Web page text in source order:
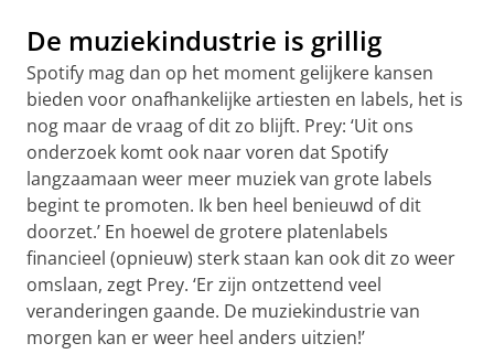
De muziekindustrie is grillig
Spotify mag dan op het moment gelijkere kansen
bieden voor onafhankelijke artiesten en labels, het is
nog maar de vraag of dit zo blijft. Prey: ‘Uit ons
onderzoek komt ook naar voren dat Spotify
langzaamaan weer meer muziek van grote labels
begint te promoten. Ik ben heel benieuwd of dit
doorzet.’ En hoewel de grotere platenlabels
financieel (opnieuw) sterk staan kan ook dit zo weer
omslaan, zegt Prey. ‘Er zijn ontzettend veel
veranderingen gaande. De muziekindustrie van
morgen kan er weer heel anders uitzien!’